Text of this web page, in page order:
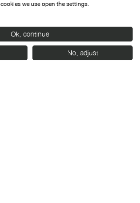
we use open the settings.
Ok, continue
No, adjust